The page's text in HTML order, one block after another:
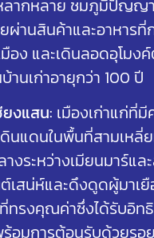
ลากหลาย ชมภูมิปัญญ
านสินค้าและอาหารที่
อง และเดินลอดอุโมง
นเก่าอายุกว่า 100 ปี
ยงแสน: เมืองเก่าแก่ที่
นแดนในพื้นที่สามเหลี่
งระหว่างเมียนมาร์แล
เสน่ห์และดึงดูดผู้มาเ
ทรงคุณค่าซึ่งได้รับอิท
มการต้อนรับด้วยรอ